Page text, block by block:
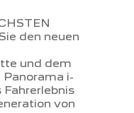
den neuen
und dem
Panorama i-
von